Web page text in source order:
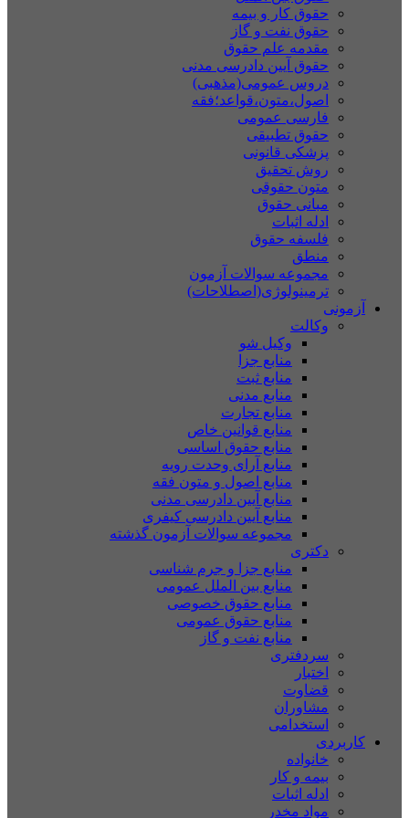
حقوق کار و بیمه
حقوق نفت و گاز
مقدمه علم حقوق
حقوق آیین دادرسی مدنی
دروس عمومی(مذهبی)
اصول،متون،قواعد؛فقه
فارسی عمومی
حقوق تطبیقی
پزشکی قانونی
روش تحقیق
متون حقوقی
مبانی حقوق
ادله اثبات
فلسفه حقوق
منطق
مجموعه سوالات آزمون
ترمینولوژی(اصطلاحات)
آزمونی
وکالت
وکیل شو
منابع جزا
منابع ثبت
منابع مدنی
منابع تجارت
منابع قوانین خاص
منابع حقوق اساسی
منابع آرای وحدت رویه
منابع اصول و متون فقه
منابع آیین دادرسی مدنی
منابع آیین دادرسی کیفری
مجموعه سوالات آزمون گذشته
دکتری
منابع جزا و جرم شناسی
منابع بین الملل عمومی
منابع حقوق خصوصی
منابع حقوق عمومی
منابع نفت و گاز
سردفتری
اختبار
قضاوت
مشاوران
استخدامی
کاربردی
خانواده
بیمه و کار
ادله اثبات
مواد مخدر